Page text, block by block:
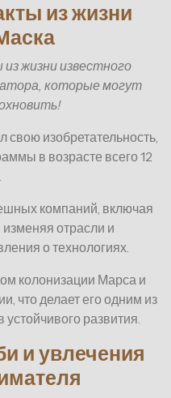
из жизни
жизни известного
которые могут
свою изобретательность,
в возрасте всего 12
компаний, включая
изменяя отрасли и
о технологиях.
колонизации Марса и
что делает его одним из
развития.
и увлечения